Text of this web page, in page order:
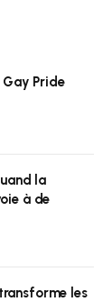
Gay Pride
la
à de
les